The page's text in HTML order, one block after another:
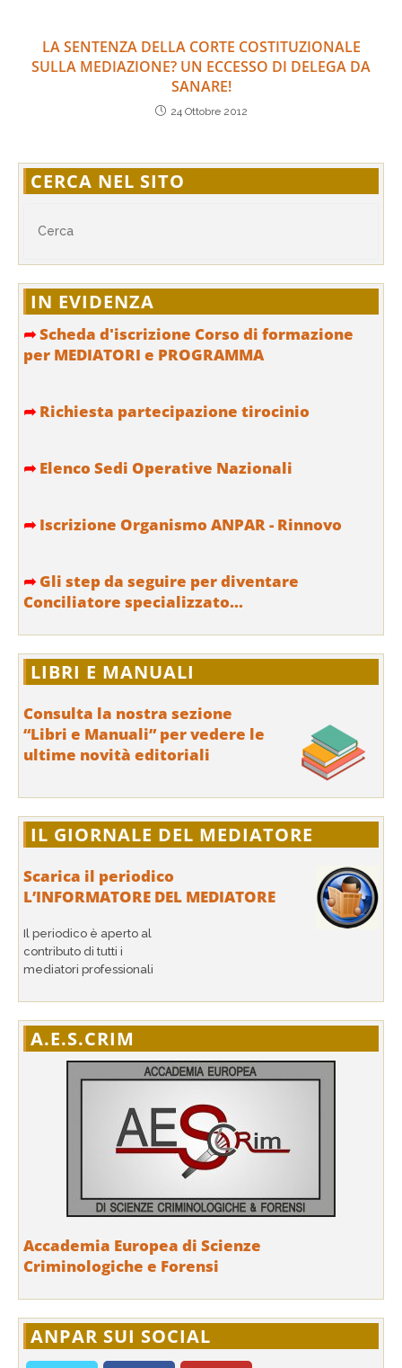
LA SENTENZA DELLA CORTE COSTITUZIONALE
SULLA MEDIAZIONE? UN ECCESSO DI DELEGA DA
SANARE!
24 Ottobre 2012
CERCA NEL SITO
IN EVIDENZA
➦Scheda d'iscrizione Corso di formazione
per MEDIATORI e PROGRAMMA
➦ Richiesta partecipazione tirocinio
➦ Elenco Sedi Operative Nazionali
➦ Iscrizione Organismo ANPAR - Rinnovo
➦ Gli step da seguire per diventare
Conciliatore specializzato...
LIBRI E MANUALI
Consulta la nostra sezione
“Libri e Manuali” per vedere le
ultime novità editoriali
IL GIORNALE DEL MEDIATORE
Scarica il periodico
L’INFORMATORE DEL MEDIATORE
Il periodico è aperto al
contributo di tutti i
mediatori professionali
A.E.S.CRIM
Accademia Europea di Scienze
Criminologiche e Forensi
ANPAR SUI SOCIAL